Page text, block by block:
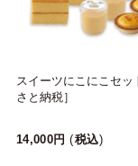
スイーツにこにこセッ
さと納税］
14,000 税込